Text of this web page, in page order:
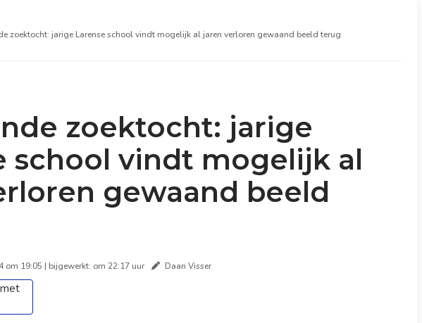
zoektocht: jarige Larense school vindt mogelijk al jaren verloren gewaand beeld terug
zoektocht: jarige
school vindt mogelijk al
gewaand beeld
om 19:05 | bijgewerkt: om 22:17 uur Daan Visser